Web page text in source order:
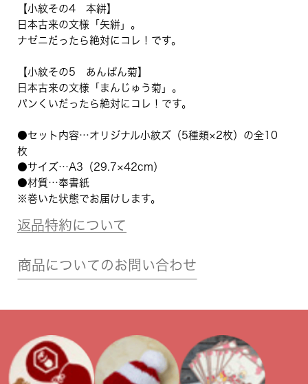
【小紋その4 本絣】
日本古来の文様「矢絣」。
ナゼニだったら絶対にコレ！です。
【小紋その5 あんぱん菊】
日本古来の文様「まんじゅう菊」。
パンくいだったら絶対にコレ！です。
●セット内容…オリジナル小紋ズ（5種類×2枚）の全10
枚
●サイズ…A3（29.7×42cm）
●材質…奉書紙
※巻いた状態でお届けします。
返品特約について
商品についてのお問い合わせ